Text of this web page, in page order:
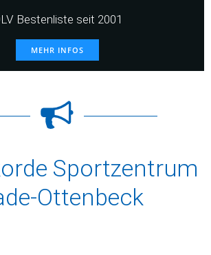
Bestenliste seit 2001
MEHR INFOS
Sportzentrum
Ottenbeck